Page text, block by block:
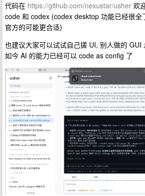
代码在 https://github.com/nexustar/usher 欢
code 和 codex (codex desktop 功能已经很全
官方的可能更合适)
也建议大家可以试试自己搓 UI, 别人做的 GUI
如今 AI 的能力已经可以 code as config 了